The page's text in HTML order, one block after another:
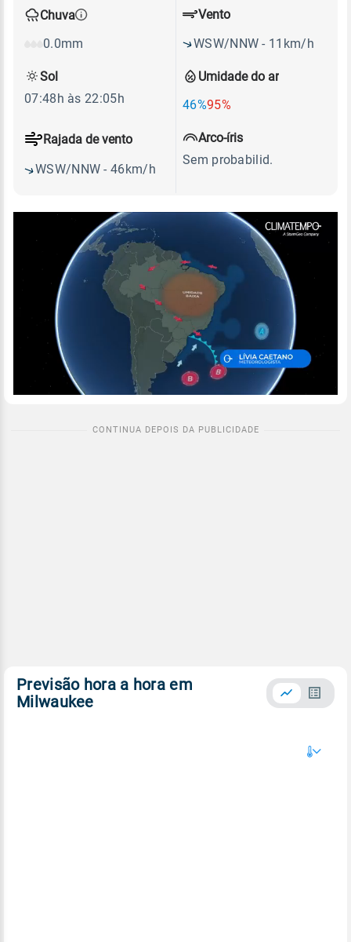
Chuva
0.0mm
Umidade do ar
46%95%
Vento
WSW/NNW - 11km/h
Rajada de vento
WSW/NNW - 46km/h
Sol
07:48h às 22:05h
Arco-íris
Sem probabilid.
Previsão hora a hora em
Milwaukee